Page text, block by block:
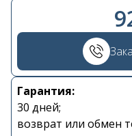
Гарантия:
30 дней;
возврат или обмен
Контакты
+375 29
Viber